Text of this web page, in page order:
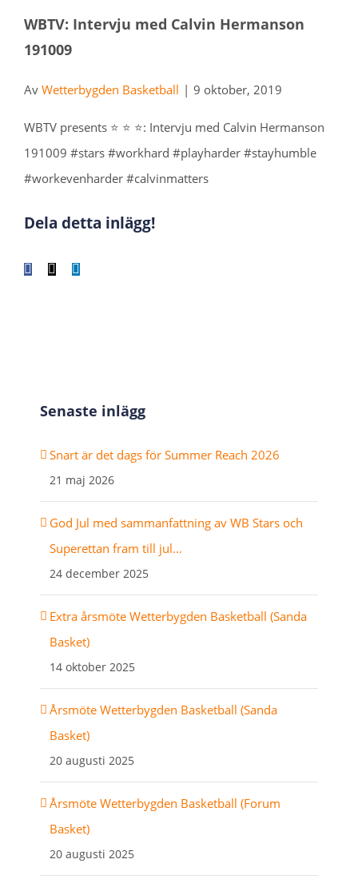
WBTV: Intervju med Calvin Hermanson
191009
Av Wetterbygden Basketball | 9 oktober, 2019
WBTV presents ⭐️ ⭐️ ⭐️: Intervju med Calvin Hermanson
191009 #stars #workhard #playharder #stayhumble
#workevenharder #calvinmatters
Dela detta inlägg!
Facebook
Senaste inlägg
Snart är det dags för Summer Reach 2026
21 maj 2026
God Jul med sammanfattning av WB Stars och
Superettan fram till jul…
24 december 2025
Extra årsmöte Wetterbygden Basketball (Sanda
Basket)
14 oktober 2025
Årsmöte Wetterbygden Basketball (Sanda
Basket)
20 augusti 2025
Årsmöte Wetterbygden Basketball (Forum
Basket)
20 augusti 2025